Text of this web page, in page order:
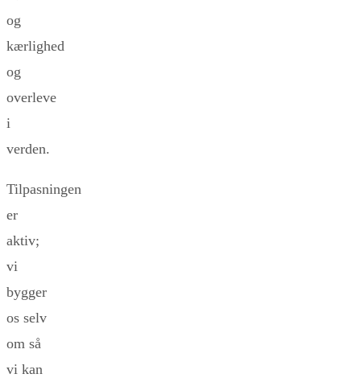
og
kærlighed
og
overleve
i
verden.
Tilpasningen
er
aktiv;
vi
bygger
os selv
om så
vi kan